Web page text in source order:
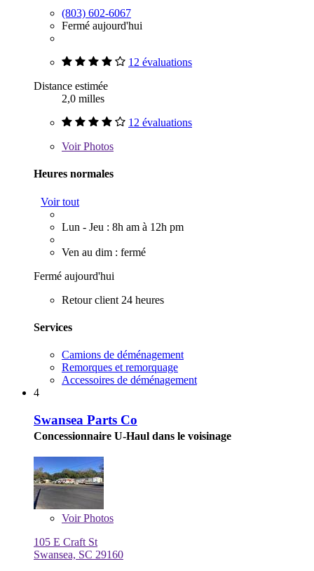
(803) 602-6067
Fermé aujourd'hui
12 évaluations
Distance estimée
2,0 milles
12 évaluations
VoirPhotos
Heures normales
Voir tout
Lun - Jeu : 8h am à 12h pm
Ven au dim : fermé
Fermé aujourd'hui
Retour client 24 heures
Services
Camions de déménagement
Remorques et remorquage
Accessoires de déménagement
4
Swansea Parts Co
Concessionnaire U-Haul dans le voisinage
VoirPhotos
105 E Craft St
Swansea, SC 29160